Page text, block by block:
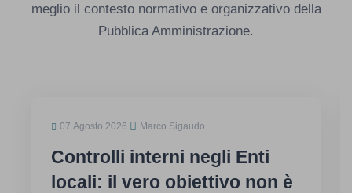
meglio il contesto normativo e organizzativo della
Pubblica Amministrazione.
07 Agosto 2026 Marco Sigaudo
Controlli interni negli Enti
locali: il vero obiettivo non è